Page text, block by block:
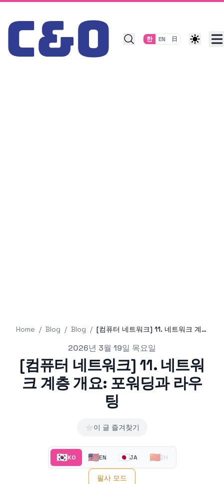
Skip to content
한 EN 日
Home / Blog / Blog / [컴퓨터 네트워크] 11. 네트워크 계층 개요: 포워딩과 라우팅
2026년 3월 19일 목요일
[컴퓨터 네트워크] 11. 네트워
크 계층 개요: 포워딩과 라우
팅
⭐이 글 즐겨찾기
🇰🇷KO 🇺🇸EN 🇯🇵JA 🇨🇳ZH
필사 모드